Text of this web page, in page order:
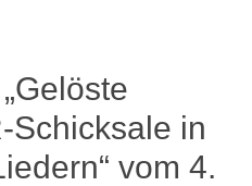
Schicksale in
vom 4.